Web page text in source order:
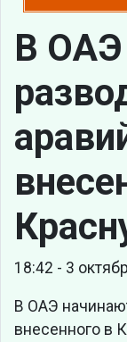
В ОАЭ
18:42 - 3
В ОАЭ
внесенного в